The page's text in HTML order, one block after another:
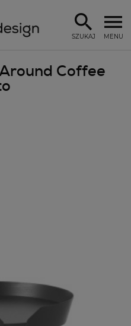
MENU
SZUKAJ
Coffee